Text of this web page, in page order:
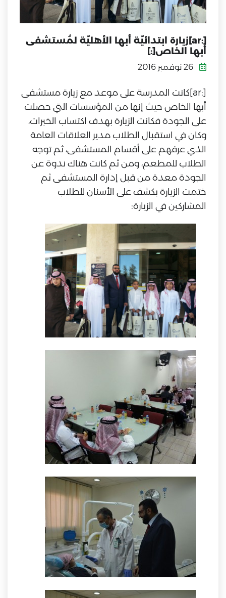
[:ar]زيارة ابتدائيّة أبها الأهليّة لمُستشفى
أبها الخاص[:]
[:ar]كانت المدرسة على موعد مع زيارة مستشفى
أبها الخاص حيث إنها من المؤسسات التي حصلت
على الجودة فكانت الزيارة بهدف اكتساب الخبرات،
وكان في استقبال الطلاب مدير العلاقات العامة
الذي عرفهم على أقسام المستشفى، ثم توجه
الطلاب للمطعم، ومن ثم كانت هناك ندوة عن
الجودة معدة من قبل إدارة المستشفى ثم
ختمت الزيارة بكشف على الأسنان للطلاب
المشاركين في الزيارة: